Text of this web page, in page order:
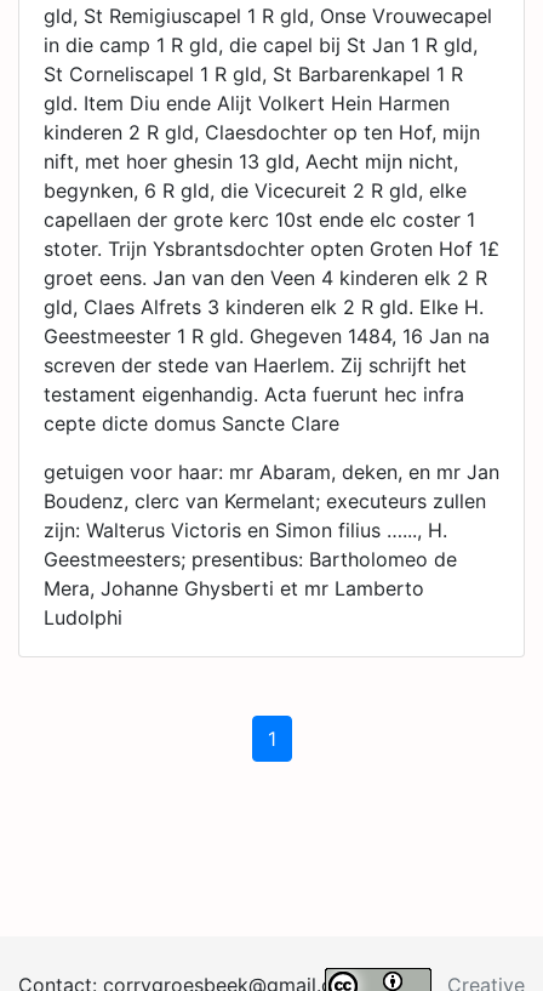
gld, St Remigiuscapel 1 R gld, Onse Vrouwecapel
in die camp 1 R gld, die capel bij St Jan 1 R gld,
St Corneliscapel 1 R gld, St Barbarenkapel 1 R
gld. Item Diu ende Alijt Volkert Hein Harmen
kinderen 2 R gld, Claesdochter op ten Hof, mijn
nift, met hoer ghesin 13 gld, Aecht mijn nicht,
begynken, 6 R gld, die Vicecureit 2 R gld, elke
capellaen der grote kerc 10st ende elc coster 1
stoter. Trijn Ysbrantsdochter opten Groten Hof 1£
groet eens. Jan van den Veen 4 kinderen elk 2 R
gld, Claes Alfrets 3 kinderen elk 2 R gld. Elke H.
Geestmeester 1 R gld. Ghegeven 1484, 16 Jan na
screven der stede van Haerlem. Zij schrijft het
testament eigenhandig. Acta fuerunt hec infra
cepte dicte domus Sancte Clare
getuigen voor haar: mr Abaram, deken, en mr Jan
Boudenz, clerc van Kermelant; executeurs zullen
zijn: Walterus Victoris en Simon filius …..., H.
Geestmeesters; presentibus: Bartholomeo de
Mera, Johanne Ghysberti et mr Lamberto
Ludolphi
1
Contact: corrygroesbeek@gmail.com Creative